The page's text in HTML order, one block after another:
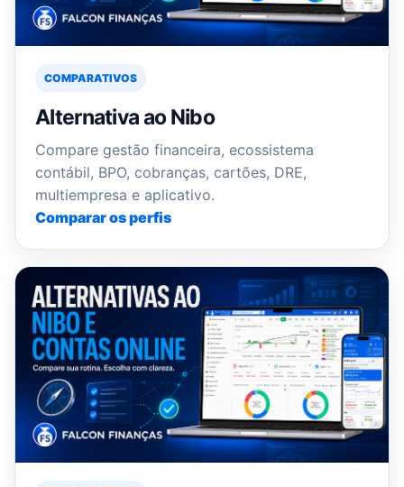
COMPARATIVOS
Alternativa ao Nibo
Compare gestão financeira, ecossistema
contábil, BPO, cobranças, cartões, DRE,
multiempresa e aplicativo.
Comparar os perfis